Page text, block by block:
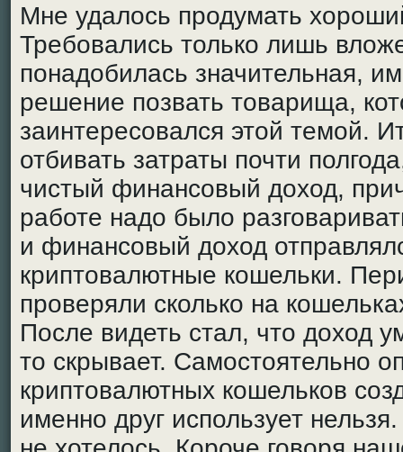
Мне удалось продумать
Требовались только лишь
понадобилась значительная,
решение позвать товарища,
заинтересовался этой темой.
отбивать затраты почти
чистый финансовый доход,
работе надо было
и финансовый доход
криптовалютные кошельки.
проверяли сколько на
После видеть стал, что доход
то скрывает. Самостоятельно
криптовалютных кошельков
именно друг использует